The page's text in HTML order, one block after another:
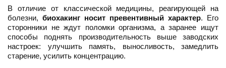
В отличие от классической медицины, реагирующей на
болезни, биохакинг носит превентивный характер. Его
сторонники не ждут поломки организма, а заранее ищут
способы поднять производительность выше заводских
настроек: улучшить память, выносливость, замедлить
старение, усилить концентрацию.